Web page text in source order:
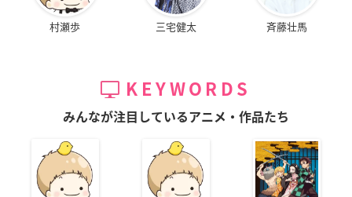
村瀬歩 三宅健太 斉藤壮馬
KEYWORDS
みんなが注目しているアニメ・作品たち